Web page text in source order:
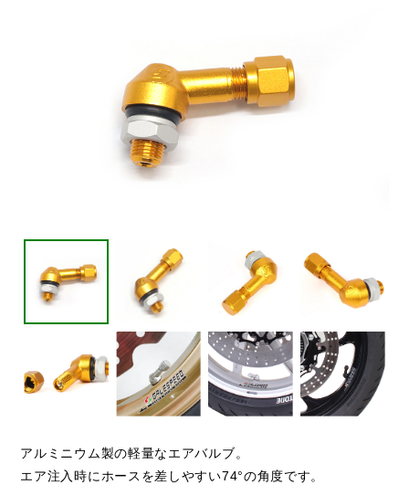
閉じる
アルミニウム製の軽量なエアバルブ。
エア注入時にホースを差しやすい74°の角度です。